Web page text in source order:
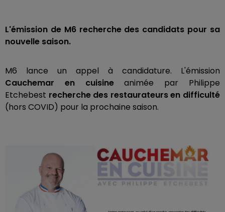
L'émission de M6 recherche des candidats pour sa
nouvelle saison.
M6 lance un appel à candidature. L'émission
Cauchemar en cuisineanimée par Philippe
Etchebest recherche des restaurateurs en difficulté
(hors COVID) pour la prochaine saison.